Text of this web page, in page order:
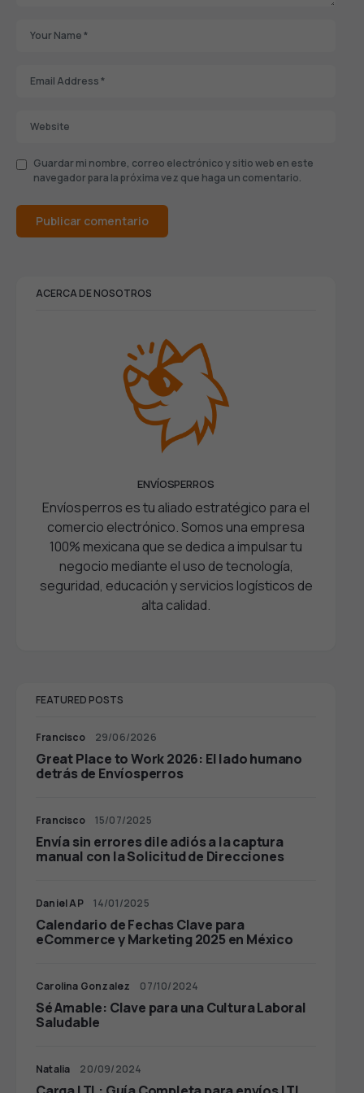
Guardar mi nombre, correo electrónico y sitio web en este
navegador para la próxima vez que haga un comentario.
ACERCA DE NOSOTROS
ENVÍOSPERROS
Envíosperros es tu aliado estratégico para el
comercio electrónico. Somos una empresa
100% mexicana que se dedica a impulsar tu
negocio mediante el uso de tecnología,
seguridad, educación y servicios logísticos de
alta calidad.
FEATURED POSTS
Francisco 29/06/2026
Great Place to Work 2026: El lado humano
detrás de Envíosperros
Francisco 15/07/2025
Envía sin errores dile adiós a la captura
manual con la Solicitud de Direcciones
Daniel AP 14/01/2025
Calendario de Fechas Clave para
eCommerce y Marketing 2025 en México
Carolina Gonzalez 07/10/2024
Sé Amable: Clave para una Cultura Laboral
Saludable
Natalia 20/09/2024